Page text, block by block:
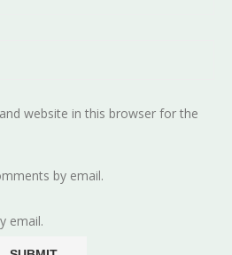
website in this browser for the
by email.
email.